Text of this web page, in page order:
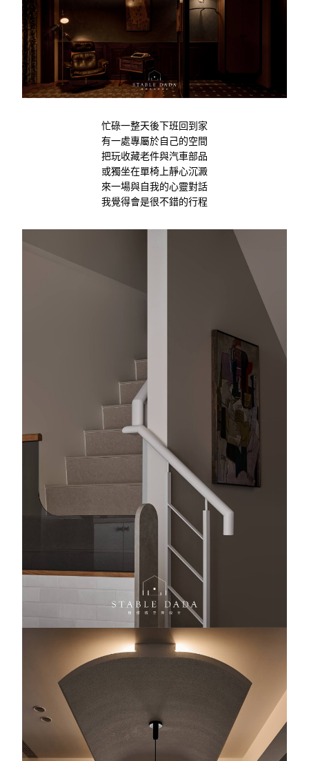
忙碌一整天後下班回到家
有一處專屬於自己的空間
把玩收藏老件與汽車部品
或獨坐在單椅上靜心沉澱
來一場與自我的心靈對話
我覺得會是很不錯的行程